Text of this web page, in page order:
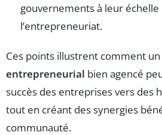
gouvernements à leur
l’entrepreneuriat.
Ces points illustrent comment un
entrepreneurial bien agencé
succès des entreprises vers des
tout en créant des synergies
communauté.